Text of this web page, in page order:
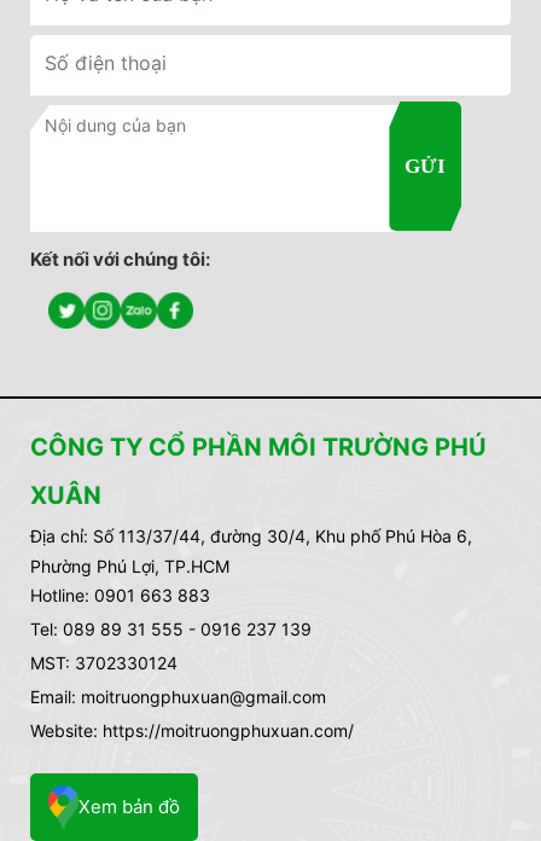
Kết nối với chúng tôi:
CÔNG TY CỔ PHẦN MÔI TRƯỜNG PHÚ
XUÂN
Địa chỉ: Số 113/37/44, đường 30/4, Khu phố Phú Hòa 6,
Phường Phú Lợi, TP.HCM
Hotline: 0901 663 883
Tel: 089 89 31 555 - 0916 237 139
MST: 3702330124
Email: moitruongphuxuan@gmail.com
Website: https://moitruongphuxuan.com/
Xem bản đồ